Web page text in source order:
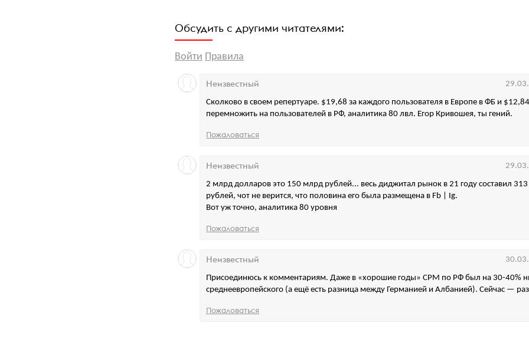
Обсудить с другими читателями:
Войти Правила
Сколково в своем репертуаре. $19,68 за каждого пользователя в Европе в ФБ и
перемножить на пользователей в РФ, аналитика 80 лвл. Егор Кривошея, ты гений.
Неизвестный
Пожаловаться
2 млрд долларов это 150 млрд рублей... весь диджитал рынок в 21 году составил
рублей, чот не верится, что половина его была размещена в Fb | Ig.
Вот уж точно, аналитика 80 уровня
Неизвестный
Пожаловаться
Присоединюсь к комментариям. Даже в «хорошие годы» СРМ по РФ был на 30-40%
среднеевропейского (а ещё есть разница между Германией и Албанией). Сейчас —
Неизвестный
Пожаловаться